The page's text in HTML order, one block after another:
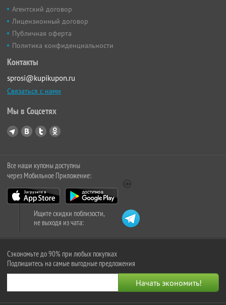
Агентский договор
Лицензионный договор
Публичная оферта
Политика конфиденциальности
Контакты
sprosi@kupikupon.ru
Связаться с нами
Мы в Соцсетях
Все наши купоны доступны
через Мобильное Приложение:
Ищите скидки поблизости,
не выходя из чата:
Сэкономьте до 90% при любых покупках
Подпишитесь на самые выгодные предложения